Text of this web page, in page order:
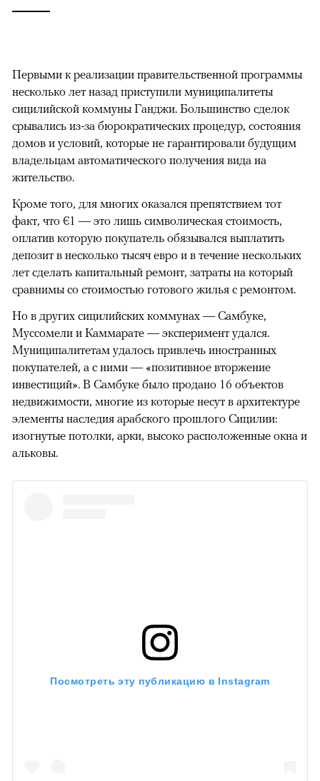
Первыми к реализации правительственной программы
несколько лет назад приступили муниципалитеты
сицилийской коммуны Ганджи. Большинство сделок
срывались из-за бюрократических процедур, состояния
домов и условий, которые не гарантировали будущим
владельцам автоматического получения вида на
жительство.
Кроме того, для многих оказался препятствием тот
факт, что €1 — это лишь символическая стоимость,
оплатив которую покупатель обязывался выплатить
депозит в несколько тысяч евро и в течение нескольких
лет сделать капитальный ремонт, затраты на который
сравнимы со стоимостью готового жилья с ремонтом.
Но в других сицилийских коммунах — Самбуке,
Муссомели и Каммарате — эксперимент удался.
Муниципалитетам удалось привлечь иностранных
покупателей, а с ними — «позитивное вторжение
инвестиций». В Самбуке было продано 16 объектов
недвижимости, многие из которые несут в архитектуре
элементы наследия арабского прошлого Сицилии:
изогнутые потолки, арки, высоко расположенные окна и
альковы.
00:00
Посмотреть эту публикацию в Instagram